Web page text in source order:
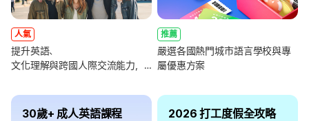
人氣
提升英語、
文化理解與跨國人際交流能力，
推薦
嚴選各國熱門城市語言學校與專
屬優惠方案
30歲+ 成人英語課程 2026 打工度假全攻略